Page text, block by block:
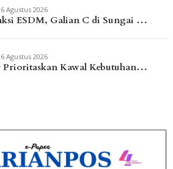
Agustus 2026
ESDM, Galian C di Sungai …
Agustus 2026
Prioritaskan Kawal Kebutuhan…